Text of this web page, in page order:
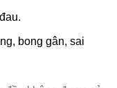
bong gân, sai